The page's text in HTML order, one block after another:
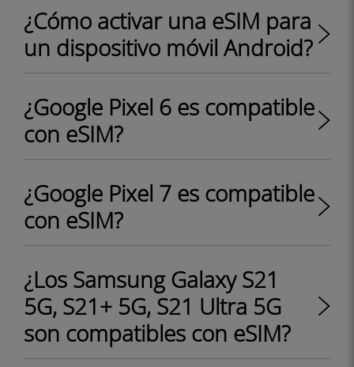
¿Cómo activar una eSIM para
un dispositivo móvil Android?
¿Google Pixel 6 es compatible
con eSIM?
¿Google Pixel 7 es compatible
con eSIM?
¿Los Samsung Galaxy S21
5G, S21+ 5G, S21 Ultra 5G
son compatibles con eSIM?